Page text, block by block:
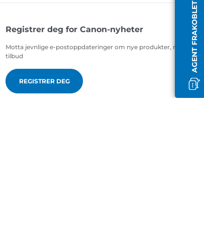
AGENT FRAKOBLET
Registrer deg for Canon-nyheter
Motta jevnlige e-postoppdateringer om nye produkter, nyttige
tilbud
REGISTRER DEG